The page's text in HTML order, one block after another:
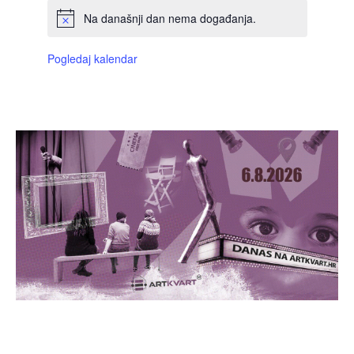
Na današnji dan nema događanja.
Pogledaj kalendar